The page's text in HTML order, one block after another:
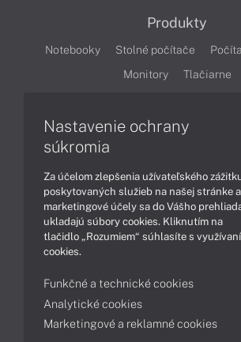
Produkty
Notebooky Stolné počítače
Monitory
Tlačiarne
Články
Obchodné informácie
Technológie
Videá
Obsah
Ako nakupovať
Možnosti
Podpora a servis
Servisné služby
Kontakty
Nastavenie ochrany
súkromia
Za účelom zlepšenia užívateľského
poskytovaných služieb na našej stránke a
marketingové účely sa do Vášho
ukladajú súbory cookies. Kliknutím na
tlačidlo „Rozumiem“ súhlasíte s
cookies.
Funkčné a technické cookies
Analytické cookies
Marketingové a reklamné cookies